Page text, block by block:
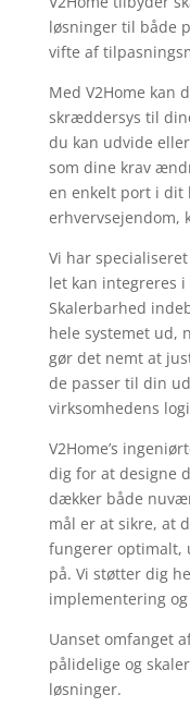
løsninger til både
vifte af
Med V2Home kan
skræddersys til
du kan udvide
som dine krav
en enkelt port i dit
erhvervsejendom,
Vi har
let kan integreres
Skalerbarhed
hele systemet ud,
gør det nemt at
de passer til din
virksomhedens
V2Home’s
dig for at designe
dækker både
mål er at sikre, at
fungerer optimalt,
på. Vi støtter dig
implementering
Uanset omfanget
pålidelige og
løsninger.